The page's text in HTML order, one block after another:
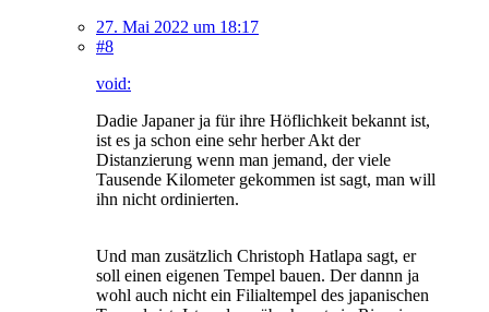
27. Mai 2022 um 18:17
#8
void:
Dadie Japaner ja für ihre Höflichkeit bekannt ist,
ist es ja schon eine sehr herber Akt der
Distanzierung wenn man jemand, der viele
Tausende Kilometer gekommen ist sagt, man will
ihn nicht ordinierten.
Und man zusätzlich Christoph Hatlapa sagt, er
soll einen eigenen Tempel bauen. Der dannn ja
wohl auch nicht ein Filialtempel des japanischen